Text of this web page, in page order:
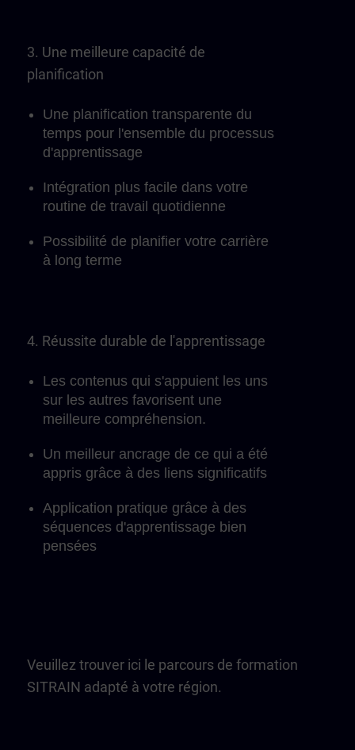
3. Une meilleure capacité de
planification
Une planification transparente du
temps pour l'ensemble du processus
d'apprentissage
Intégration plus facile dans votre
routine de travail quotidienne
Possibilité de planifier votre carrière
à long terme
4. Réussite durable de l'apprentissage
Les contenus qui s'appuient les uns
sur les autres favorisent une
meilleure compréhension.
Un meilleur ancrage de ce qui a été
appris grâce à des liens significatifs
Application pratique grâce à des
séquences d'apprentissage bien
pensées
Veuillez trouver ici le parcours de formation
SITRAIN adapté à votre région.